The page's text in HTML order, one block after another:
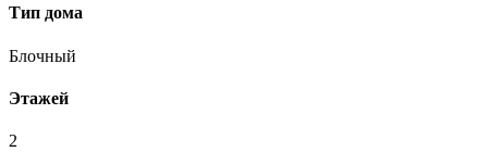
Тип дома
Блочный
Этажей
2